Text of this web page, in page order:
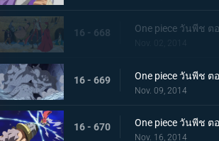
16 - 668 One piece วันพีช
16 - 669 One piece วันพีช
Nov. 09, 2014
16 - 670 One piece วันพีช
Nov. 16, 2014